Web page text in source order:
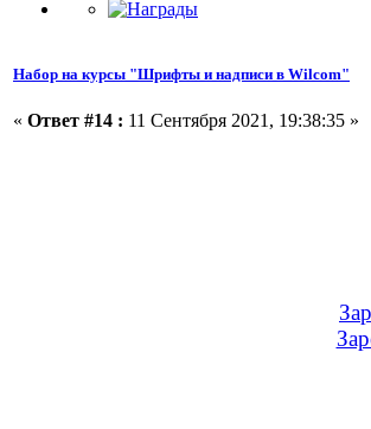
Набор на курсы "Шрифты и надписи в Wilcom"
« Ответ #14 : 11 Сентября 2021, 19:38:35 »